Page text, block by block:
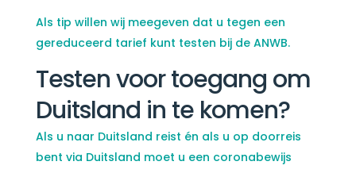
Als tip willen wij meegeven dat u tegen een
gereduceerd tarief kunt testen bij de ANWB.
Testen voor toegang om
Duitsland in te komen?
Als u naar Duitsland reist én als u op doorreis
bent via Duitsland moet u een coronabewijs